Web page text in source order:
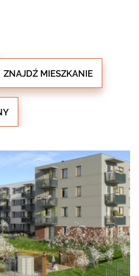
ZNAJDŹ MIESZKANIE